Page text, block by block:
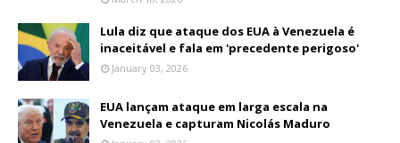
Lula diz que ataque dos EUA à Venezuela é
inaceitável e fala em 'precedente perigoso'
January 03, 2026
EUA lançam ataque em larga escala na
Venezuela e capturam Nicolás Maduro